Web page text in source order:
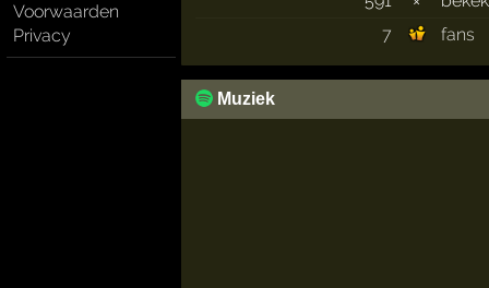
Voorwaarden
Privacy
7
fans
Muziek